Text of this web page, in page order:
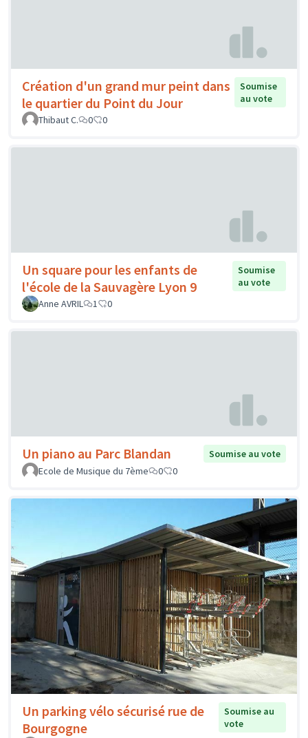
Création d'un grand mur peint dans
le quartier du Point du Jour
Soumise
au vote
Thibaut C.
0 0
Un square pour les enfants de
l'école de la Sauvagère Lyon 9
Soumise
au vote
Anne AVRIL
1 0
Un piano au Parc Blandan
Soumise au vote
Ecole de Musique du 7ème
0 0
Un parking vélo sécurisé rue de
Bourgogne
Soumise au
vote